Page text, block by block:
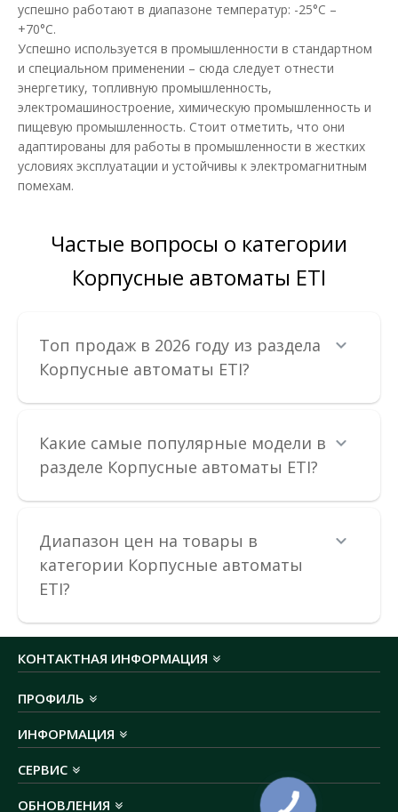
Доступность: В наличии
Отправка до 5 рабочих дней
8 082.57 грн
В сравнения
успешно работают в диапазоне температур: -25°C –
+70°C.
Успешно используется в промышленности в стандартном
и специальном применении – сюда следует отнести
энергетику, топливную промышленность,
электромашиностроение, химическую промышленность и
пищевую промышленность. Стоит отметить, что они
адаптированы для работы в промышленности в жестких
условиях эксплуатации и устойчивы к электромагнитным
помехам.
Частые вопросы о категории
Корпусные автоматы ETI
Топ продаж в 2026 году из раздела
Корпусные автоматы ETI?
Какие самые популярные модели в
разделе Корпусные автоматы ETI?
Диапазон цен на товары в
категории Корпусные автоматы
ETI?
КОНТАКТНАЯ ИНФОРМАЦИЯ
ПРОФИЛЬ
ИНФОРМАЦИЯ
СЕРВИС
ОБНОВЛЕНИЯ